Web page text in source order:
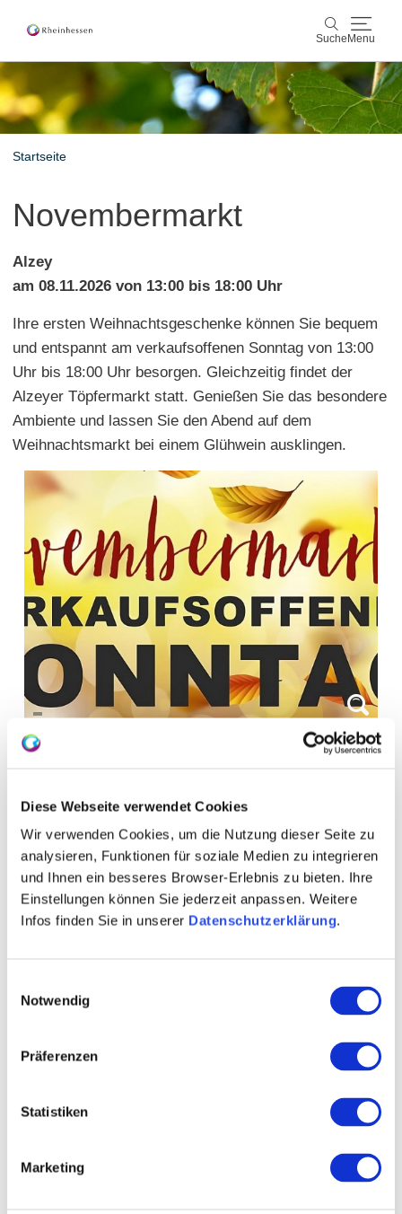
Diese Webseite verwendet Cookies
Wir verwenden Cookies, um die Nutzung dieser Seite zu
analysieren, Funktionen für soziale Medien zu integrieren
und Ihnen ein besseres Browser-Erlebnis zu bieten. Ihre
Einstellungen können Sie jederzeit anpassen. Weitere
Infos finden Sie in unserer Datenschutzerklärung.
Notwendig
Präferenzen
Statistiken
Marketing
Suche Menu
Suche
Wein & Genuss
Buchung & Service
ShopRheinhessen-Blog Karte
Startseite
Novembermarkt
Alzey
am 08.11.2026 von 13:00 bis 18:00 Uhr
Ihre ersten Weihnachtsgeschenke können Sie bequem
und entspannt am verkaufsoffenen Sonntag von 13:00
Uhr bis 18:00 Uhr besorgen. Gleichzeitig findet der
Alzeyer Töpfermarkt statt. Genießen Sie das besondere
Ambiente und lassen Sie den Abend auf dem
Weihnachtsmarkt bei einem Glühwein ausklingen.
VERANSTALTUNGSORT
WEITERE INFOS & DOWNLOADS